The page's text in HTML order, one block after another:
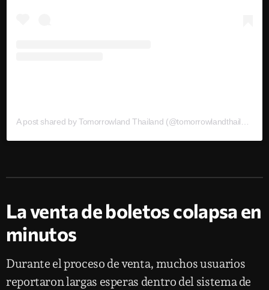
La venta de boletos colapsa en
minutos
Durante el proceso de venta, muchos usuarios
reportaron largas esperas dentro del sistema de